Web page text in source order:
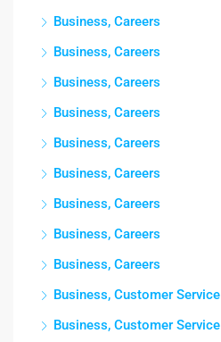
Business, Careers
Business, Careers
Business, Careers
Business, Careers
Business, Careers
Business, Careers
Business, Careers
Business, Careers
Business, Careers
Business, Customer Service
Business, Customer Service